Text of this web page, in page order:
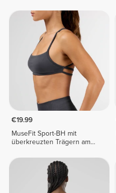
€19.99
MuseFit Sport-BH mit
überkreuzten Trägern am